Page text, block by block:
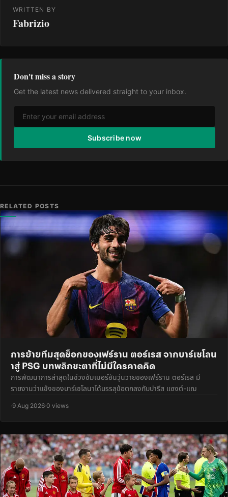
WRITTEN BY
Fabrizio
Don't miss a story
Get the latest news delivered straight to your inbox.
Subscribe now
RELATED POSTS
การย้ายทีมสุดช็อกของเฟร์ราน ตอร์เรส จากบาร์เซโลน
าสู่ PSG บทพลิกชะตาที่ไม่มีใครคาดคิด
การพัฒนาการล่าสุดในช่วงซัมเมอร์อันวุ่นวายของเฟร์ราน ตอร์เรส มี
รายงานว่าแข้งของบาร์เซโลนาได้บรรลุข้อตกลงกับปารีส แซงต์-แฌ
·9 Aug 2026·0 views